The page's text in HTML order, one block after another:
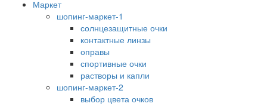
Маркет
шопинг-маркет-1
солнцезащитные очки
контактные линзы
оправы
спортивные очки
растворы и капли
шопинг-маркет-2
выбор цвета очков